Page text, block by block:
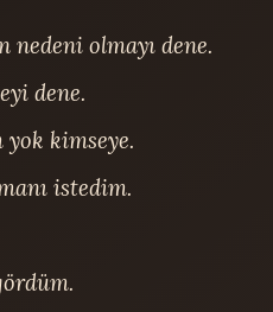
olmayı dene.
dene.
kimseye.
istedim.